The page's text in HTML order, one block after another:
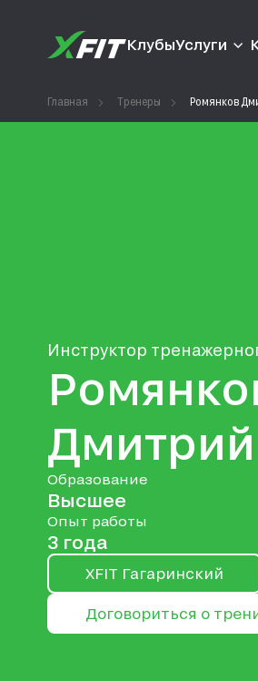
КлубыУслуги
Главная Тренеры Ромянков
Инструктор
Дмитрий
Образование
Высшее
Опыт работы
3 года
XFIT Гагаринский
Договориться о